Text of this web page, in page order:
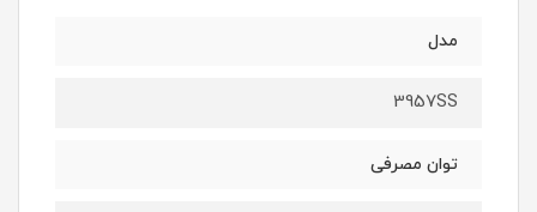
مدل
3957SS
توان مصرفی